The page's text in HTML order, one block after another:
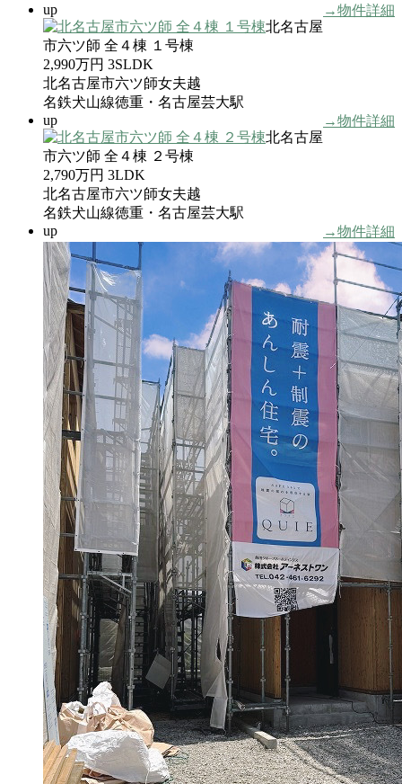
→物件詳細
up
北名古屋
市六ツ師 全４棟 １号棟
2,990万円 3SLDK
北名古屋市六ツ師女夫越
名鉄犬山線徳重・名古屋芸大駅
→物件詳細
up
北名古屋
市六ツ師 全４棟 ２号棟
2,790万円 3LDK
北名古屋市六ツ師女夫越
名鉄犬山線徳重・名古屋芸大駅
→物件詳細
up